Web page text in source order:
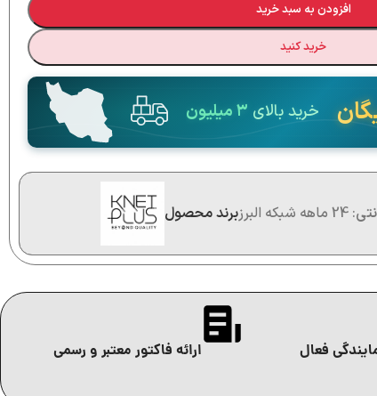
افزودن به سبد خرید
خرید کنید
خرید بالای ۳ میلیون
: 24 ماهه شبکه البرز برند محصول
فعال ارائه فاکتور معتبر و رسمی